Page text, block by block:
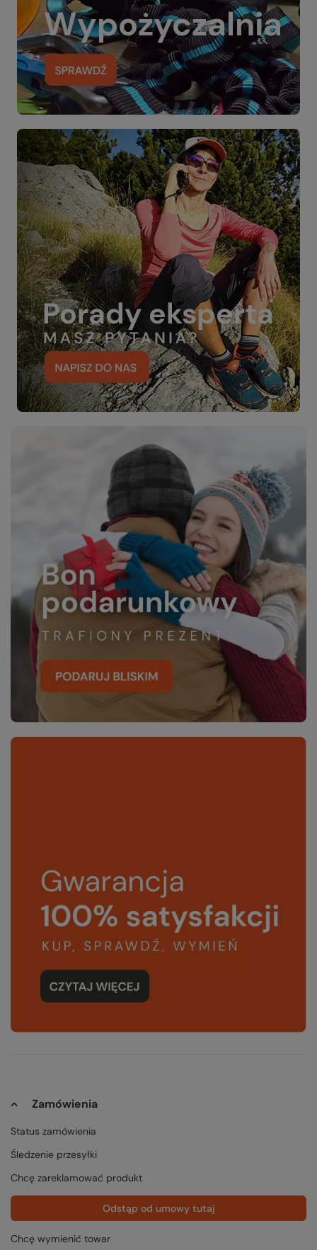
Zamówienia
Status zamówienia
Śledzenie przesyłki
Chcę zareklamować produkt
Odstąp od umowy tutaj
Chcę wymienić towar